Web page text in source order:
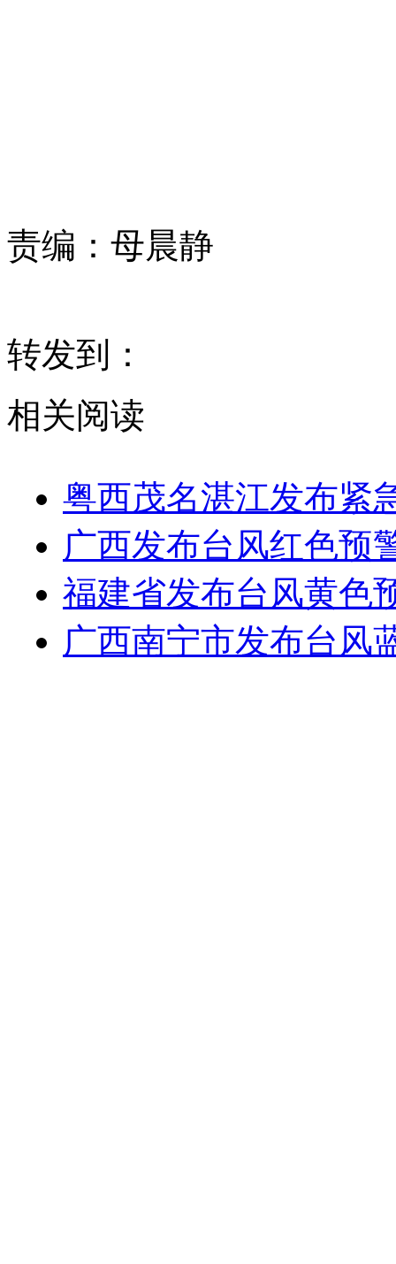
责编： 母晨静
转发到：
相关阅读
粤西茂名湛江发布紧
广西发布台风红色预
福建省发布台风黄色
广西南宁市发布台风